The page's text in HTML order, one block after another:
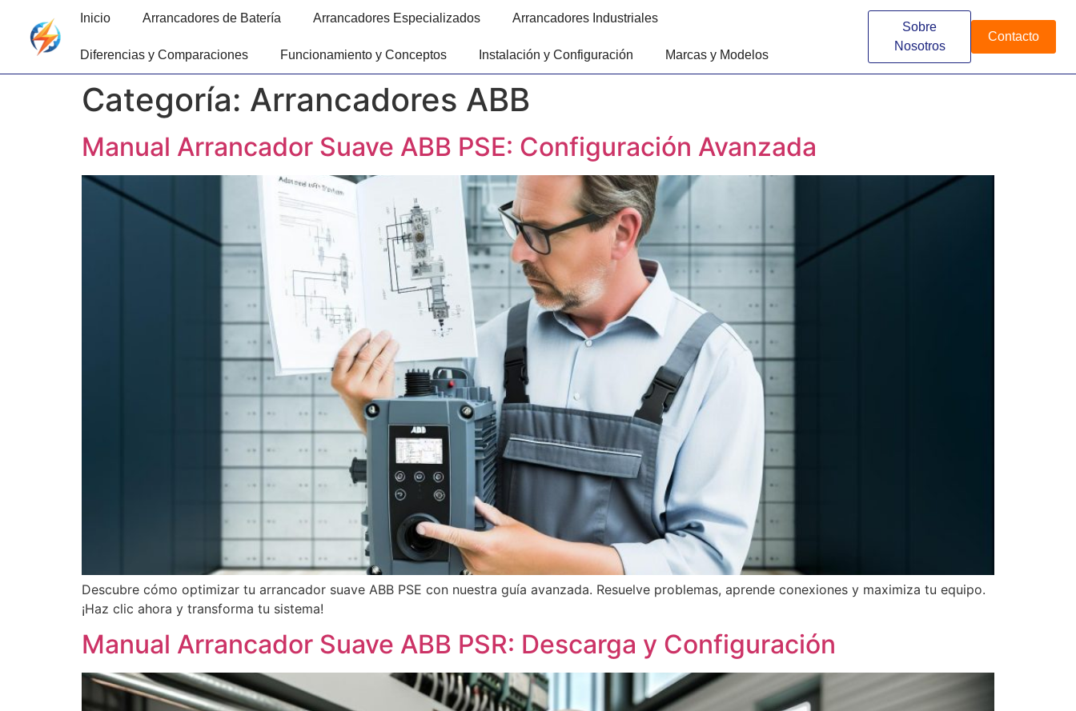
Inicio Arrancadores de Batería Arrancadores Especializados Arrancadores Industriales
Diferencias y Comparaciones Funcionamiento y Conceptos Instalación y Configuración Marcas y Modelos
Sobre
Nosotros
Contacto
Categoría: Arrancadores ABB
Manual Arrancador Suave ABB PSE: Configuración Avanzada
Descubre cómo optimizar tu arrancador suave ABB PSE con nuestra guía avanzada. Resuelve problemas, aprende conexiones y maximiza tu equipo.
¡Haz clic ahora y transforma tu sistema!
Manual Arrancador Suave ABB PSR: Descarga y Configuración